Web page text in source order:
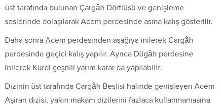
üst tarafında bulunan Çargâh Dörtlüsü ve genişleme
seslerinde dolaşılarak Acem perdesinde asma kalış gösterilir.
Daha sonra Acem perdesinden aşağıya inilerek Çargâh
perdesinde geçici kalış yapılır. Ayrıca Dügâh perdesine
inilerek Kürdi çeşnili yarım karar da yapılabilir.
Dizinin üst tarafında Çargâh Beşlisi halinde genişleyen Acem
Aşiran dizisi, yakın makam dizilerini fazlaca kullanmamasına